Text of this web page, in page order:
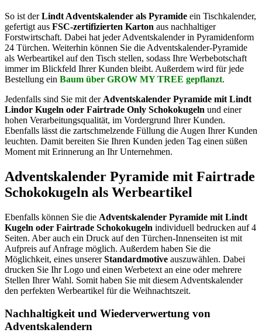
So ist derLindt Adventskalender als Pyramide ein Tischkalender,
gefertigt aus FSC-zertifizierten Karton aus nachhaltiger
Forstwirtschaft. Dabei hat jeder Adventskalender in Pyramidenform
24 Türchen. Weiterhin können Sie die Adventskalender-Pyramide
als Werbeartikel auf den Tisch stellen, sodass Ihre Werbebotschaft
immer im Blickfeld Ihrer Kunden bleibt. Außerdem wird für jede
Bestellung ein Baum über GROW MY TREE gepflanzt.
Jedenfalls sind Sie mit der Adventskalender Pyramide mit Lindt
Lindor Kugeln oder Fairtrade Only Schokokugeln und einer
hohen Verarbeitungsqualität, im Vordergrund Ihrer Kunden.
Ebenfalls lässt die zartschmelzende Füllung die Augen Ihrer Kunden
leuchten. Damit bereiten Sie Ihren Kunden jeden Tag einen süßen
Moment mit Erinnerung an Ihr Unternehmen.
Adventskalender Pyramide mit Fairtrade
Schokokugeln als Werbeartikel
Ebenfalls können Sie die Adventskalender Pyramide mit Lindt
Kugeln oder Fairtrade Schokokugeln individuell bedrucken auf 4
Seiten. Aber auch ein Druck auf den Türchen-Innenseiten ist mit
Aufpreis auf Anfrage möglich. Außerdem haben Sie die
Möglichkeit, eines unsererStandardmotive auszuwählen. Dabei
drucken Sie Ihr Logo und einen Werbetext an eine oder mehrere
Stellen Ihrer Wahl. Somit haben Sie mit diesem Adventskalender
den perfekten Werbeartikel für die Weihnachtszeit.
Nachhaltigkeit und Wiederverwertung von
Adventskalendern